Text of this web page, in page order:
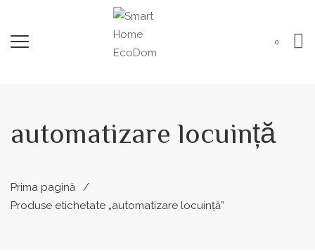
0
automatizare locuință
Prima pagină
Produse etichetate „automatizare locuință”